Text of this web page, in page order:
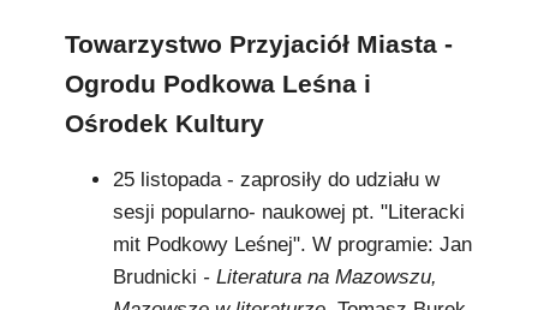
Towarzystwo Przyjaciół Miasta -
Ogrodu Podkowa Leśna i
Ośrodek Kultury
25 listopada - zaprosiły do udziału w
sesji popularno- naukowej pt. "Literacki
mit Podkowy Leśnej". W programie: Jan
Brudnicki - Literatura na Mazowszu,